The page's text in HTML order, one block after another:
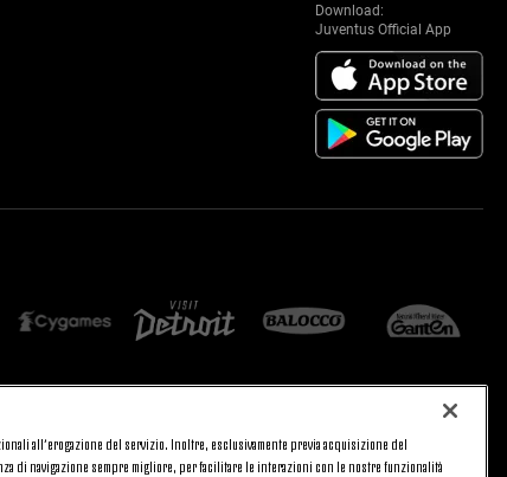
Download:
Juventus Official App
PRIVACY
TORNA SU
all’erogazione del servizio. Inoltre, esclusivamente previa acquisizione del
di navigazione sempre migliore, per facilitare le interazioni con le nostre funzionalità